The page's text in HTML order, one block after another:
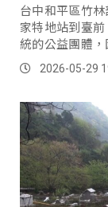
台中和平區竹
家特地站到臺
統的公益團體，
水之苦，也改善
2026-05-29